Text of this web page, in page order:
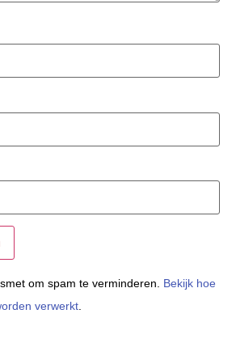
om spam te verminderen. Bekijk hoe
verwerkt